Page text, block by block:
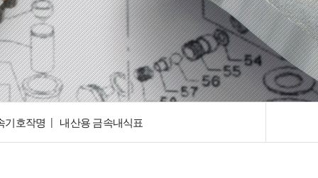
기호작명 내산용 금속내식표